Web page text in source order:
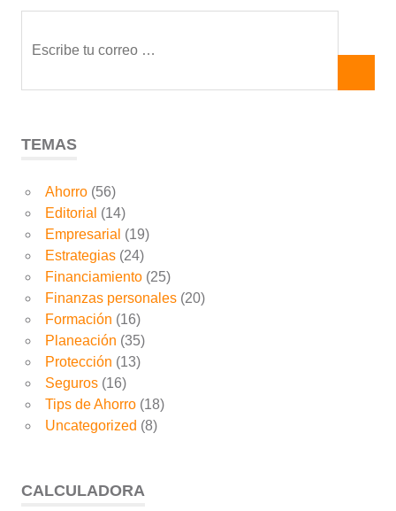
TEMAS
Ahorro(56)
Editorial (14)
Empresarial (19)
Estrategias(24)
Financiamiento(25)
Finanzas personales(20)
Formación (16)
Planeación (35)
Protección (13)
Seguros(16)
Tips de Ahorro(18)
Uncategorized (8)
CALCULADORA